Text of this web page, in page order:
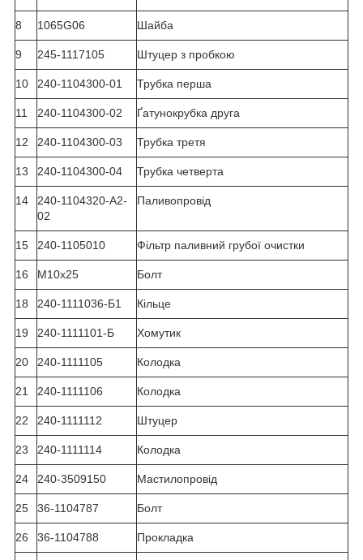
8 1065G06 Шайба
9 245-1117105 Штуцер з пробкою
10 240-1104300-01 Трубка перша
11 240-1104300-02 Ґатунокрубка друга
12 240-1104300-03 Трубка третя
13 240-1104300-04 Трубка четверта
14
240-1104320-А2-
02
Паливопровід
15 240-1105010 Фільтр паливний грубої очистки
16 М10х25 Болт
18 240-1111036-Б1 Кільце
19 240-1111101-Б Хомутик
20 240-1111105 Колодка
21 240-1111106 Колодка
22 240-1111112 Штуцер
23 240-1111114 Колодка
24 240-3509150 Мастилопровід
25 36-1104787 Болт
26 36-1104788 Прокладка